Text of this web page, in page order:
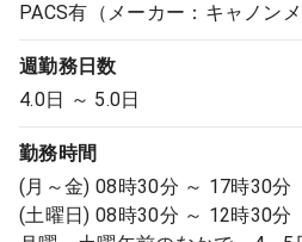
PACS有（メーカー：キャノン
週勤務日数
4.0日 ～ 5.0日
勤務時間
(月～金) 08時30分 ～ 17時30分
(土曜日) 08時30分 ～ 12時30分